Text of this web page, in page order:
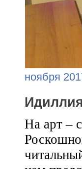
ноября
На арт –